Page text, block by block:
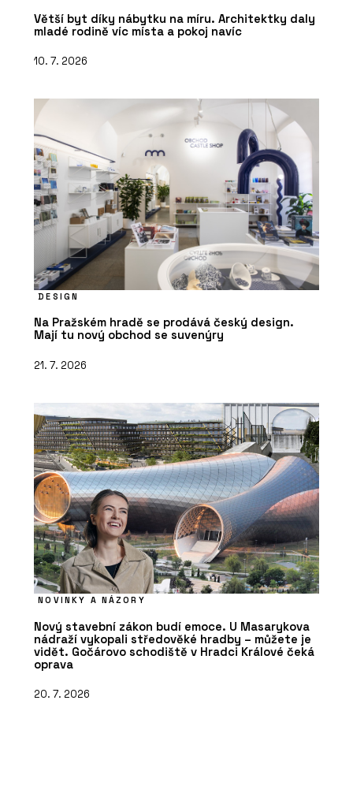
Větší byt díky nábytku na míru. Architektky daly
mladé rodině víc místa a pokoj navíc
10. 7. 2026
DESIGN
Na Pražském hradě se prodává český design.
Mají tu nový obchod se suvenýry
21. 7. 2026
NOVINKY A NÁZORY
Nový stavební zákon budí emoce. U Masarykova
nádraží vykopali středověké hradby – můžete je
vidět. Gočárovo schodiště v Hradci Králové čeká
oprava
20. 7. 2026